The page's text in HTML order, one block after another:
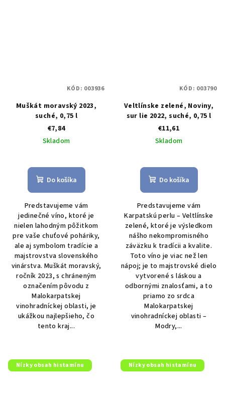
Muškát moravský 2023,
suché, 0,75 l
€7,84
Skladom
hodnotenie
produktu
z
5
hviezdičiek.
Do košíka
Predstavujeme vám
jedinečné víno, ktoré je
nielen lahodným pôžitkom
pre vaše chuťové poháriky,
ale aj symbolom tradície a
majstrovstva slovenského
vinárstva. Muškát moravský,
ročník 2023, s chráneným
označením pôvodu z
Malokarpatskej
vinohradníckej oblasti, je
ukážkou najlepšieho, čo
tento kraj...
KÓD: 003936
Veltlínske zelené, Noviny,
sur lie 2022, suché, 0,75 l
€11,61
Skladom
Do košíka
Predstavujeme vám
Karpatskú perlu – Veltlínske
zelené, ktoré je výsledkom
nášho nekompromisného
záväzku k tradícii a kvalite.
Toto víno je viac než len
nápoj; je to majstrovské dielo
vytvorené s láskou a
odbornými znalosťami, a to
priamo zo srdca
Malokarpatskej
vinohradníckej oblasti –
Modry,...
KÓD: 003790
Nízky obsah histamínu Nízky obsah histamínu